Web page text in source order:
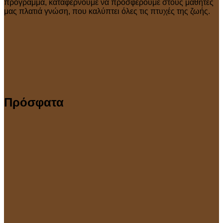
πρόγραμμα, καταφέρνουμε να προσφέρουμε στους μαθητές
μας πλατιά γνώση, που καλύπτει όλες τις πτυχές της ζωής.
Πρόσφατα